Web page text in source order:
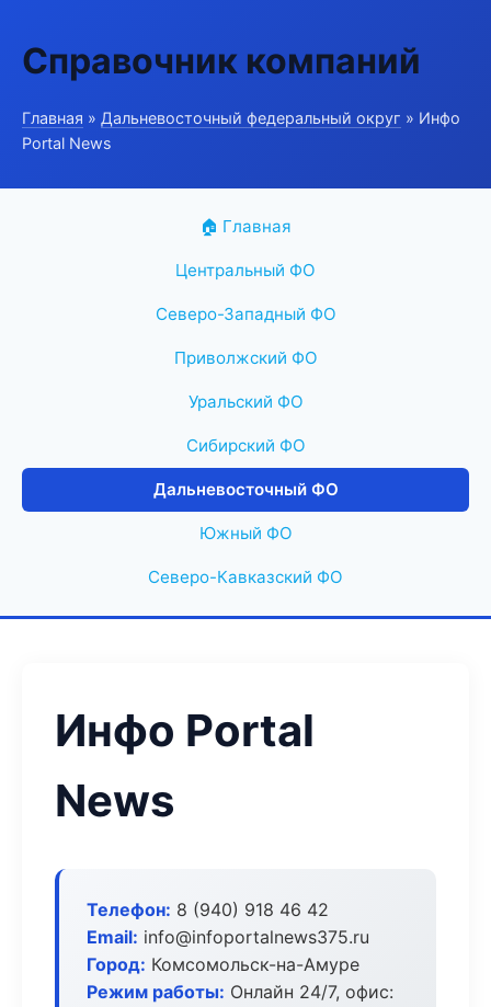
Справочник компаний
Главная » Дальневосточный федеральный округ » Инфо
Portal News
🏠 Главная
Центральный ФО
Северо-Западный ФО
Приволжский ФО
Уральский ФО
Сибирский ФО
Дальневосточный ФО
Южный ФО
Северо-Кавказский ФО
Инфо Portal
News
Телефон: 8 (940) 918 46 42
Email: info@infoportalnews375.ru
Город: Комсомольск-на-Амуре
Режим работы: Онлайн 24/7, офис: